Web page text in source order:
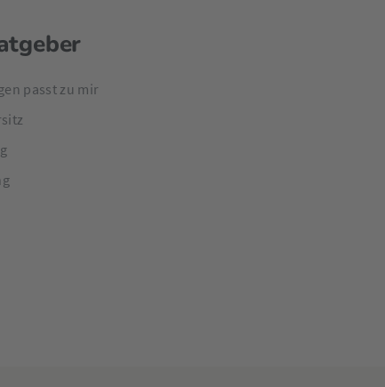
passt zu mir